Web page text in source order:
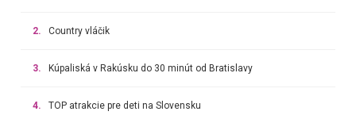
2. Country vláčik
3. Kúpaliská v Rakúsku do 30 minút od Bratislavy
4. TOP atrakcie pre deti na Slovensku